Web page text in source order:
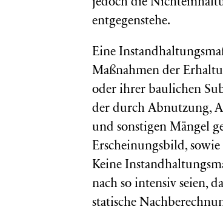
jedoch die
entgegenstehe.
Eine
Maßnahmen der
oder ihrer baulichen
der durch Abnutzung,
und sonstigen Mängel
Erscheinungsbild,
Keine
nach so intensiv seien,
statische